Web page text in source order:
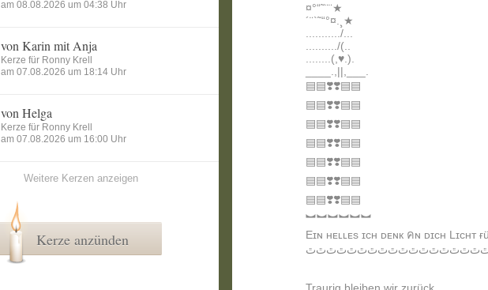
¤°“˜¨¨★
´¨`˜“°¤.¸★
.........../...
........../(..
........(,♥️.).
____.,||,___.
▤▤❣️❣️▤▤
▤▤❣️❣️▤▤
▤▤❣️❣️▤▤
▤▤❣️❣️▤▤
▤▤❣️❣️▤▤
▤▤❣️❣️▤▤
▤▤❣️❣️▤▤
︼︼︼︼︼︼
Eɪɴ ʜᴇʟʟᴇs ɪᴄʜ ᴅᴇɴк คɴ ᴅɪᴄʜ Lɪᴄʜᴛ
am 08.08.2026 um 04:38 Uhr
von Karin mit Anja
Kerze für Ronny Krell
am 07.08.2026 um 18:14 Uhr
von Helga
Kerze für Ronny Krell
am 07.08.2026 um 16:00 Uhr
Weitere Kerzen anzeigen
Kerze anzünden